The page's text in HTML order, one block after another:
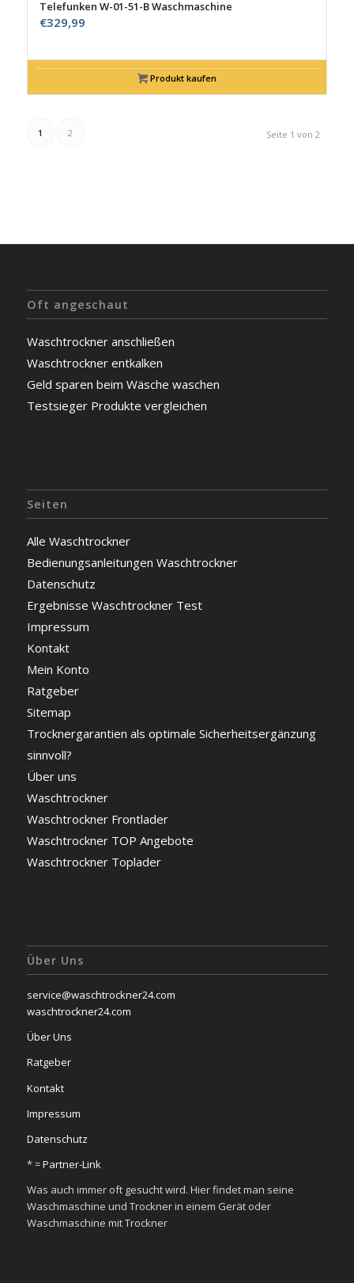
Telefunken W-01-51-B Waschmaschine
€329,99
Produkt kaufen
Seite 1 von 2
1 2
Oft angeschaut
Waschtrockner anschließen
Waschtrockner entkalken
Geld sparen beim Wäsche waschen
Testsieger Produkte vergleichen
Seiten
Alle Waschtrockner
Bedienungsanleitungen Waschtrockner
Datenschutz
Ergebnisse Waschtrockner Test
Impressum
Kontakt
Mein Konto
Ratgeber
Sitemap
Trocknergarantien als optimale Sicherheitsergänzung
sinnvoll?
Über uns
Waschtrockner
Waschtrockner Frontlader
Waschtrockner TOP Angebote
Waschtrockner Toplader
Über Uns
service@waschtrockner24.com
waschtrockner24.com
Über Uns
Ratgeber
Kontakt
Impressum
Datenschutz
* =Partner-Link
Was auch immer oft gesucht wird. Hier findet man seine
Waschmaschine und Trockner in einem Gerät oder
Waschmaschine mit Trockner